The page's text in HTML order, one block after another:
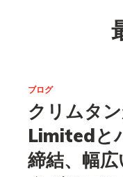
ブログ
クリムタ
Limitedと
締結、幅